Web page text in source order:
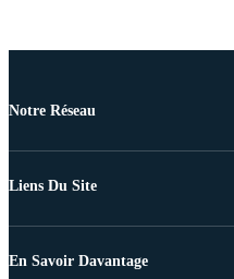
Notre Réseau
Liens Du Site
En Savoir Davantage